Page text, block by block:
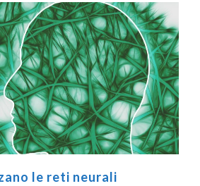
le reti neurali